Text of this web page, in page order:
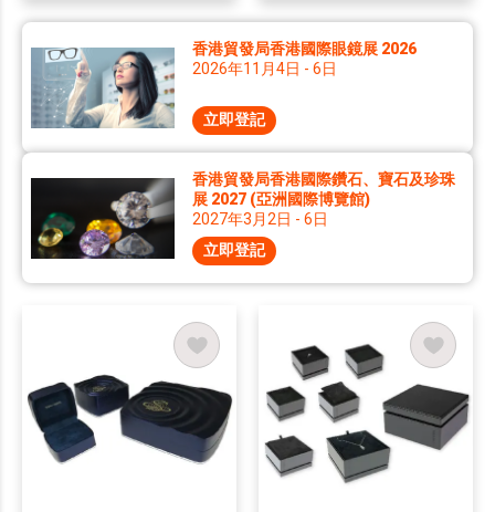
香港貿發局香港國際眼鏡展 2026
2026年11月4日 - 6日
立即登記
香港貿發局香港國際鑽石、寶石及珍珠
展 2027 (亞洲國際博覽館)
2027年3月2日 - 6日
立即登記